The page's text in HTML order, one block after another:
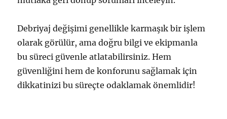
Debriyaj değişimi genellikle karmaşık bir işlem
olarak görülür, ama doğru bilgi ve ekipmanla
bu süreci güvenle atlatabilirsiniz. Hem
güvenliğini hem de konforunu sağlamak için
dikkatinizi bu süreçte odaklamak önemlidir!